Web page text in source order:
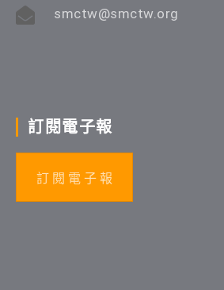
smctw@smctw.org
訂閱電子報
訂 閱 電 子 報